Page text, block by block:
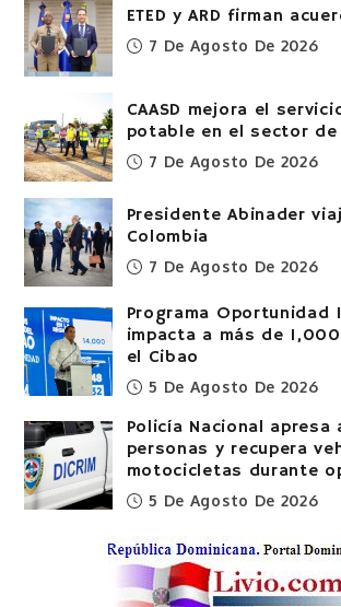
ETED y ARD firman
7 De Agosto De 2026
CAASD mejora el
potable en el sector de
7 De Agosto De 2026
Presidente Abinader
Colombia
7 De Agosto De 2026
Programa Oportunidad
impacta a más de
el Cibao
5 De Agosto De 2026
Policía Nacional apresa
personas y recupera
motocicletas durante
5 De Agosto De 2026